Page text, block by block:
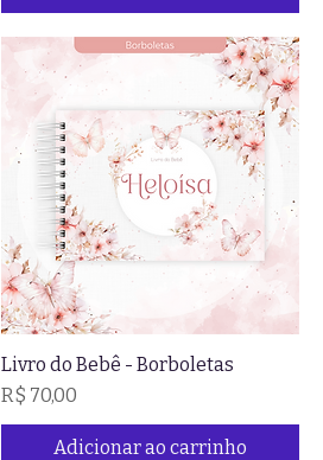
Livro do Bebê - Borboletas
Preço
R$ 70,00
Adicionar ao carrinho